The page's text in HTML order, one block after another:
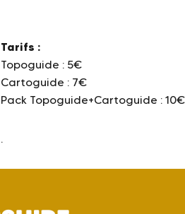
Tarifs :
Topoguide : 5€
Cartoguide : 7€
Pack Topoguide+Cartoguide : 10€
.